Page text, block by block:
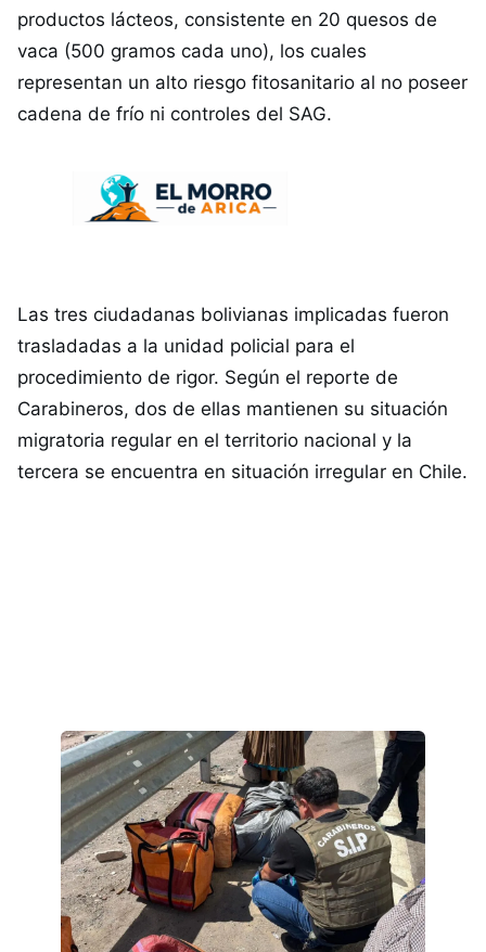
productos lácteos, consistente en 20 quesos de
vaca (500 gramos cada uno), los cuales
representan un alto riesgo fitosanitario al no poseer
cadena de frío ni controles del SAG.
Las tres ciudadanas bolivianas implicadas fueron
trasladadas a la unidad policial para el
procedimiento de rigor. Según el reporte de
Carabineros, dos de ellas mantienen su situación
migratoria regular en el territorio nacional y la
tercera se encuentra en situación irregular en Chile.